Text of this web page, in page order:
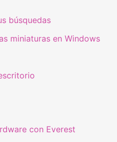
búsquedas
miniaturas en Windows
con Everest